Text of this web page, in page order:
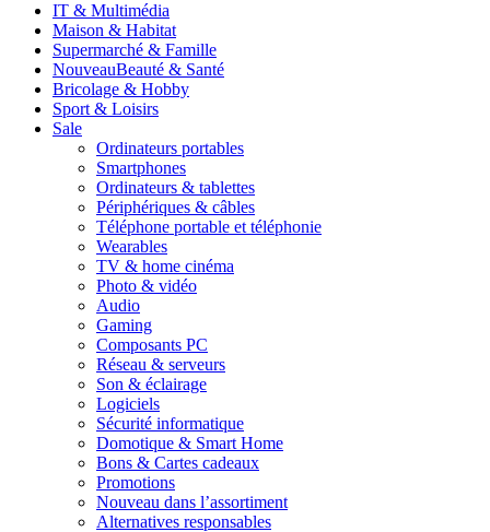
IT & Multimédia
Maison & Habitat
Supermarché & Famille
NouveauBeauté & Santé
Bricolage & Hobby
Sport & Loisirs
Sale
Ordinateurs portables
Smartphones
Ordinateurs & tablettes
Périphériques & câbles
Téléphone portable et téléphonie
Wearables
TV & home cinéma
Photo & vidéo
Audio
Gaming
Composants PC
Réseau & serveurs
Son & éclairage
Logiciels
Sécurité informatique
Domotique & Smart Home
Bons & Cartes cadeaux
Promotions
Nouveau dans l’assortiment
Alternatives responsables